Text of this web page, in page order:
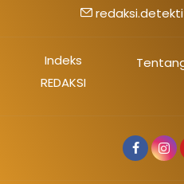
Indeks
REDAKSI